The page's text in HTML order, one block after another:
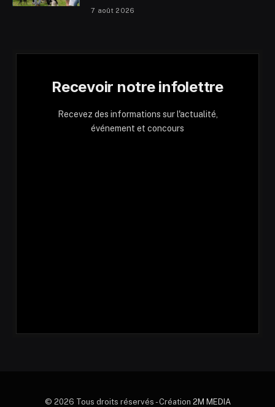
7 août 2026
Recevoir notre infolettre
Recevez des informations sur l'actualité,
événement et concours
© 2026 Tous droits réservés - Création 2M MEDIA